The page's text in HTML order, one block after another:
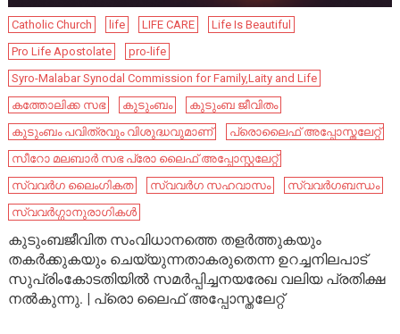
Catholic Church life LIFE CARE
Life Is Beautiful
Pro Life Apostolate
pro-life
Syro-Malabar Synodal Commission for Family,Laity and Life
കത്തോലിക്ക സഭ
കുടുംബം
കുടുംബ ജീവിതം
കുടുംബം പവിത്രവും വിശുദ്ധവുമാണ്
പ്രൊലൈഫ് അപ്പോസ്തലേറ്റ്
സീറോ മലബാർ സഭ പ്രോ ലൈഫ് അപ്പോസ്റ്റലേറ്റ്
സ്വവർഗ ലൈംഗികത
സ്വവർഗ സഹവാസം
സ്വവർഗബന്ധം
സ്വവർഗ്ഗാനുരാഗികൾ
കുടുംബജീവിത സംവിധാനത്തെ തളര്‍ത്തുകയും
തകര്‍ക്കുകയും ചെയ്യുന്നതാകരുതെന്ന ഉറച്ചനിലപാട്
സുപ്രിംകോടതിയില്‍ സമര്‍പ്പിച്ചനയരേഖ വലിയ പ്രതിക്ഷ
നല്‍കുന്നു. | പ്രൊ ലൈഫ് അപ്പോസ്തലേറ്റ്